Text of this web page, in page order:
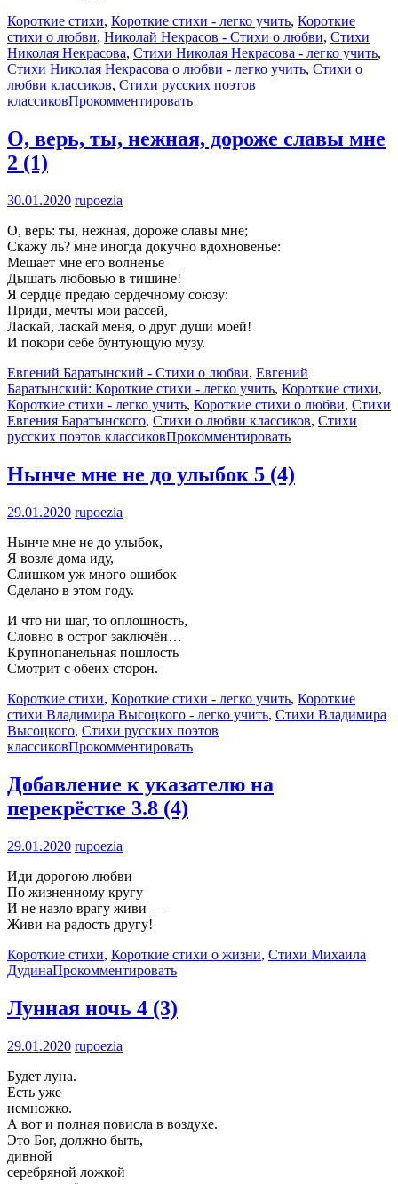
Короткие стихи, Короткие стихи - легко учить, Короткие
стихи о любви, Николай Некрасов - Стихи о любви, Стихи
Николая Некрасова, Стихи Николая Некрасова - легко учить,
Стихи Николая Некрасова о любви - легко учить, Стихи о
любви классиков, Стихи русских поэтов
классиковПрокомментировать
О, верь, ты, нежная, дороже славы мне
2 (1)
30.01.2020 rupoezia
О, верь: ты, нежная, дороже славы мне;
Скажу ль? мне иногда докучно вдохновенье:
Мешает мне его волненье
Дышать любовью в тишине!
Я сердце предаю сердечному союзу:
Приди, мечты мои рассей,
Ласкай, ласкай меня, о друг души моей!
И покори себе бунтующую музу.
Евгений Баратынский - Стихи о любви, Евгений
Баратынский: Короткие стихи - легко учить, Короткие стихи,
Короткие стихи - легко учить, Короткие стихи о любви, Стихи
Евгения Баратынского, Стихи о любви классиков, Стихи
русских поэтов классиковПрокомментировать
Нынче мне не до улыбок 5 (4)
29.01.2020 rupoezia
Нынче мне не до улыбок,
Я возле дома иду,
Слишком уж много ошибок
Сделано в этом году.
И что ни шаг, то оплошность,
Словно в острог заключён…
Крупнопанельная пошлость
Смотрит с обеих сторон.
Короткие стихи, Короткие стихи - легко учить, Короткие
стихи Владимира Высоцкого - легко учить, Стихи Владимира
Высоцкого, Стихи русских поэтов
классиковПрокомментировать
Добавление к указателю на
перекрёстке 3.8 (4)
29.01.2020 rupoezia
Иди дорогою любви
По жизненному кругу
И не назло врагу живи —
Живи на радость другу!
Короткие стихи, Короткие стихи о жизни, Стихи Михаила
ДудинаПрокомментировать
Лунная ночь 4 (3)
29.01.2020 rupoezia
Будет луна.
Есть уже
немножко.
А вот и полная повисла в воздухе.
Это Бог, должно быть,
дивной
серебряной ложкой